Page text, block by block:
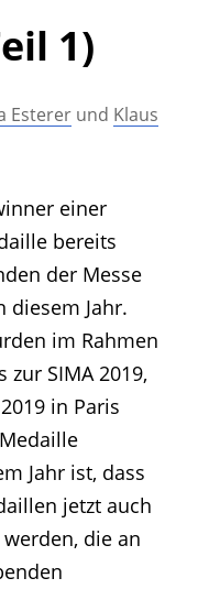
1)
Esterer und Klaus
einer
bereits
der Messe
diesem Jahr.
im Rahmen
SIMA 2019,
in Paris
Jahr ist, dass
jetzt auch
die an